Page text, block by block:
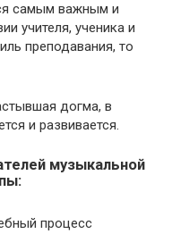
самым важным и
учителя, ученика и
преподавания, то
догма, в
и развивается.
музыкальной
процесс